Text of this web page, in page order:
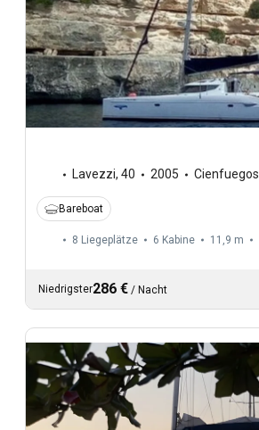
Lavezzi, 40 2005 Cienfuegos
Bareboat
8 Liegeplätze 6 Kabine 11,9 m
Niedrigster286 € / Nacht